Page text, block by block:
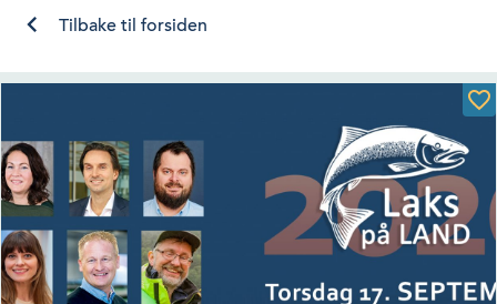
Tilbake til forsiden